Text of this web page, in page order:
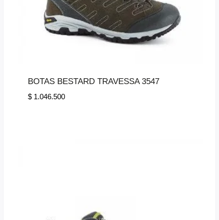
BOTAS BESTARD TRAVESSA 3547
$1.046.500